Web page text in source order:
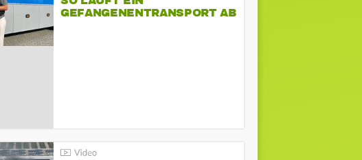
GEFANGENENTRANSPORT AB